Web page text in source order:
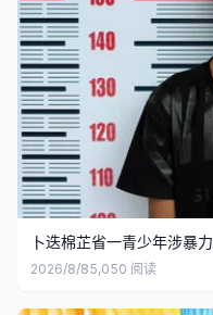
卜迭棉芷省一青少年涉暴
2026/8/85,050 阅读